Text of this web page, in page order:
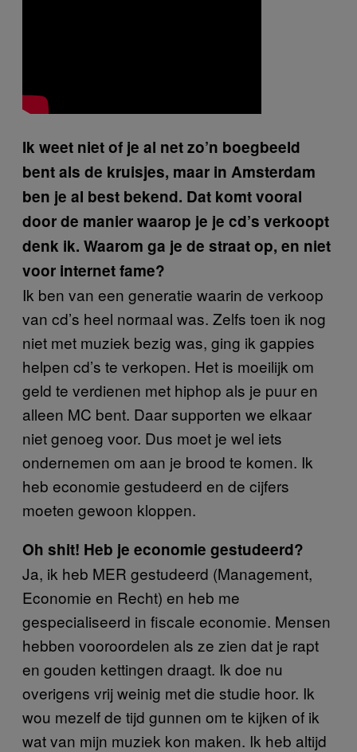
Ik weet niet of je al net zo’n boegbeeld
bent als de kruisjes, maar in Amsterdam
ben je al best bekend. Dat komt vooral
door de manier waarop je je cd’s verkoopt
denk ik. Waarom ga je de straat op, en niet
voor internet fame?
Ik ben van een generatie waarin de verkoop
van cd’s heel normaal was. Zelfs toen ik nog
niet met muziek bezig was, ging ik gappies
helpen cd’s te verkopen. Het is moeilijk om
geld te verdienen met hiphop als je puur en
alleen MC bent. Daar supporten we elkaar
niet genoeg voor. Dus moet je wel iets
ondernemen om aan je brood te komen. Ik
heb economie gestudeerd en de cijfers
moeten gewoon kloppen.
Oh shit! Heb je economie gestudeerd?
Ja, ik heb MER gestudeerd (Management,
Economie en Recht) en heb me
gespecialiseerd in fiscale economie. Mensen
hebben vooroordelen als ze zien dat je rapt
en gouden kettingen draagt. Ik doe nu
overigens vrij weinig met die studie hoor. Ik
wou mezelf de tijd gunnen om te kijken of ik
wat van mijn muziek kon maken. Ik heb altijd